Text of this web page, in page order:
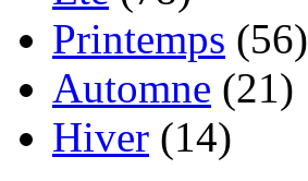
Printemps (56)
Automne (21)
Hiver (14)